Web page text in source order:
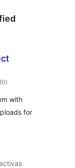
(0total
de
)
with
for